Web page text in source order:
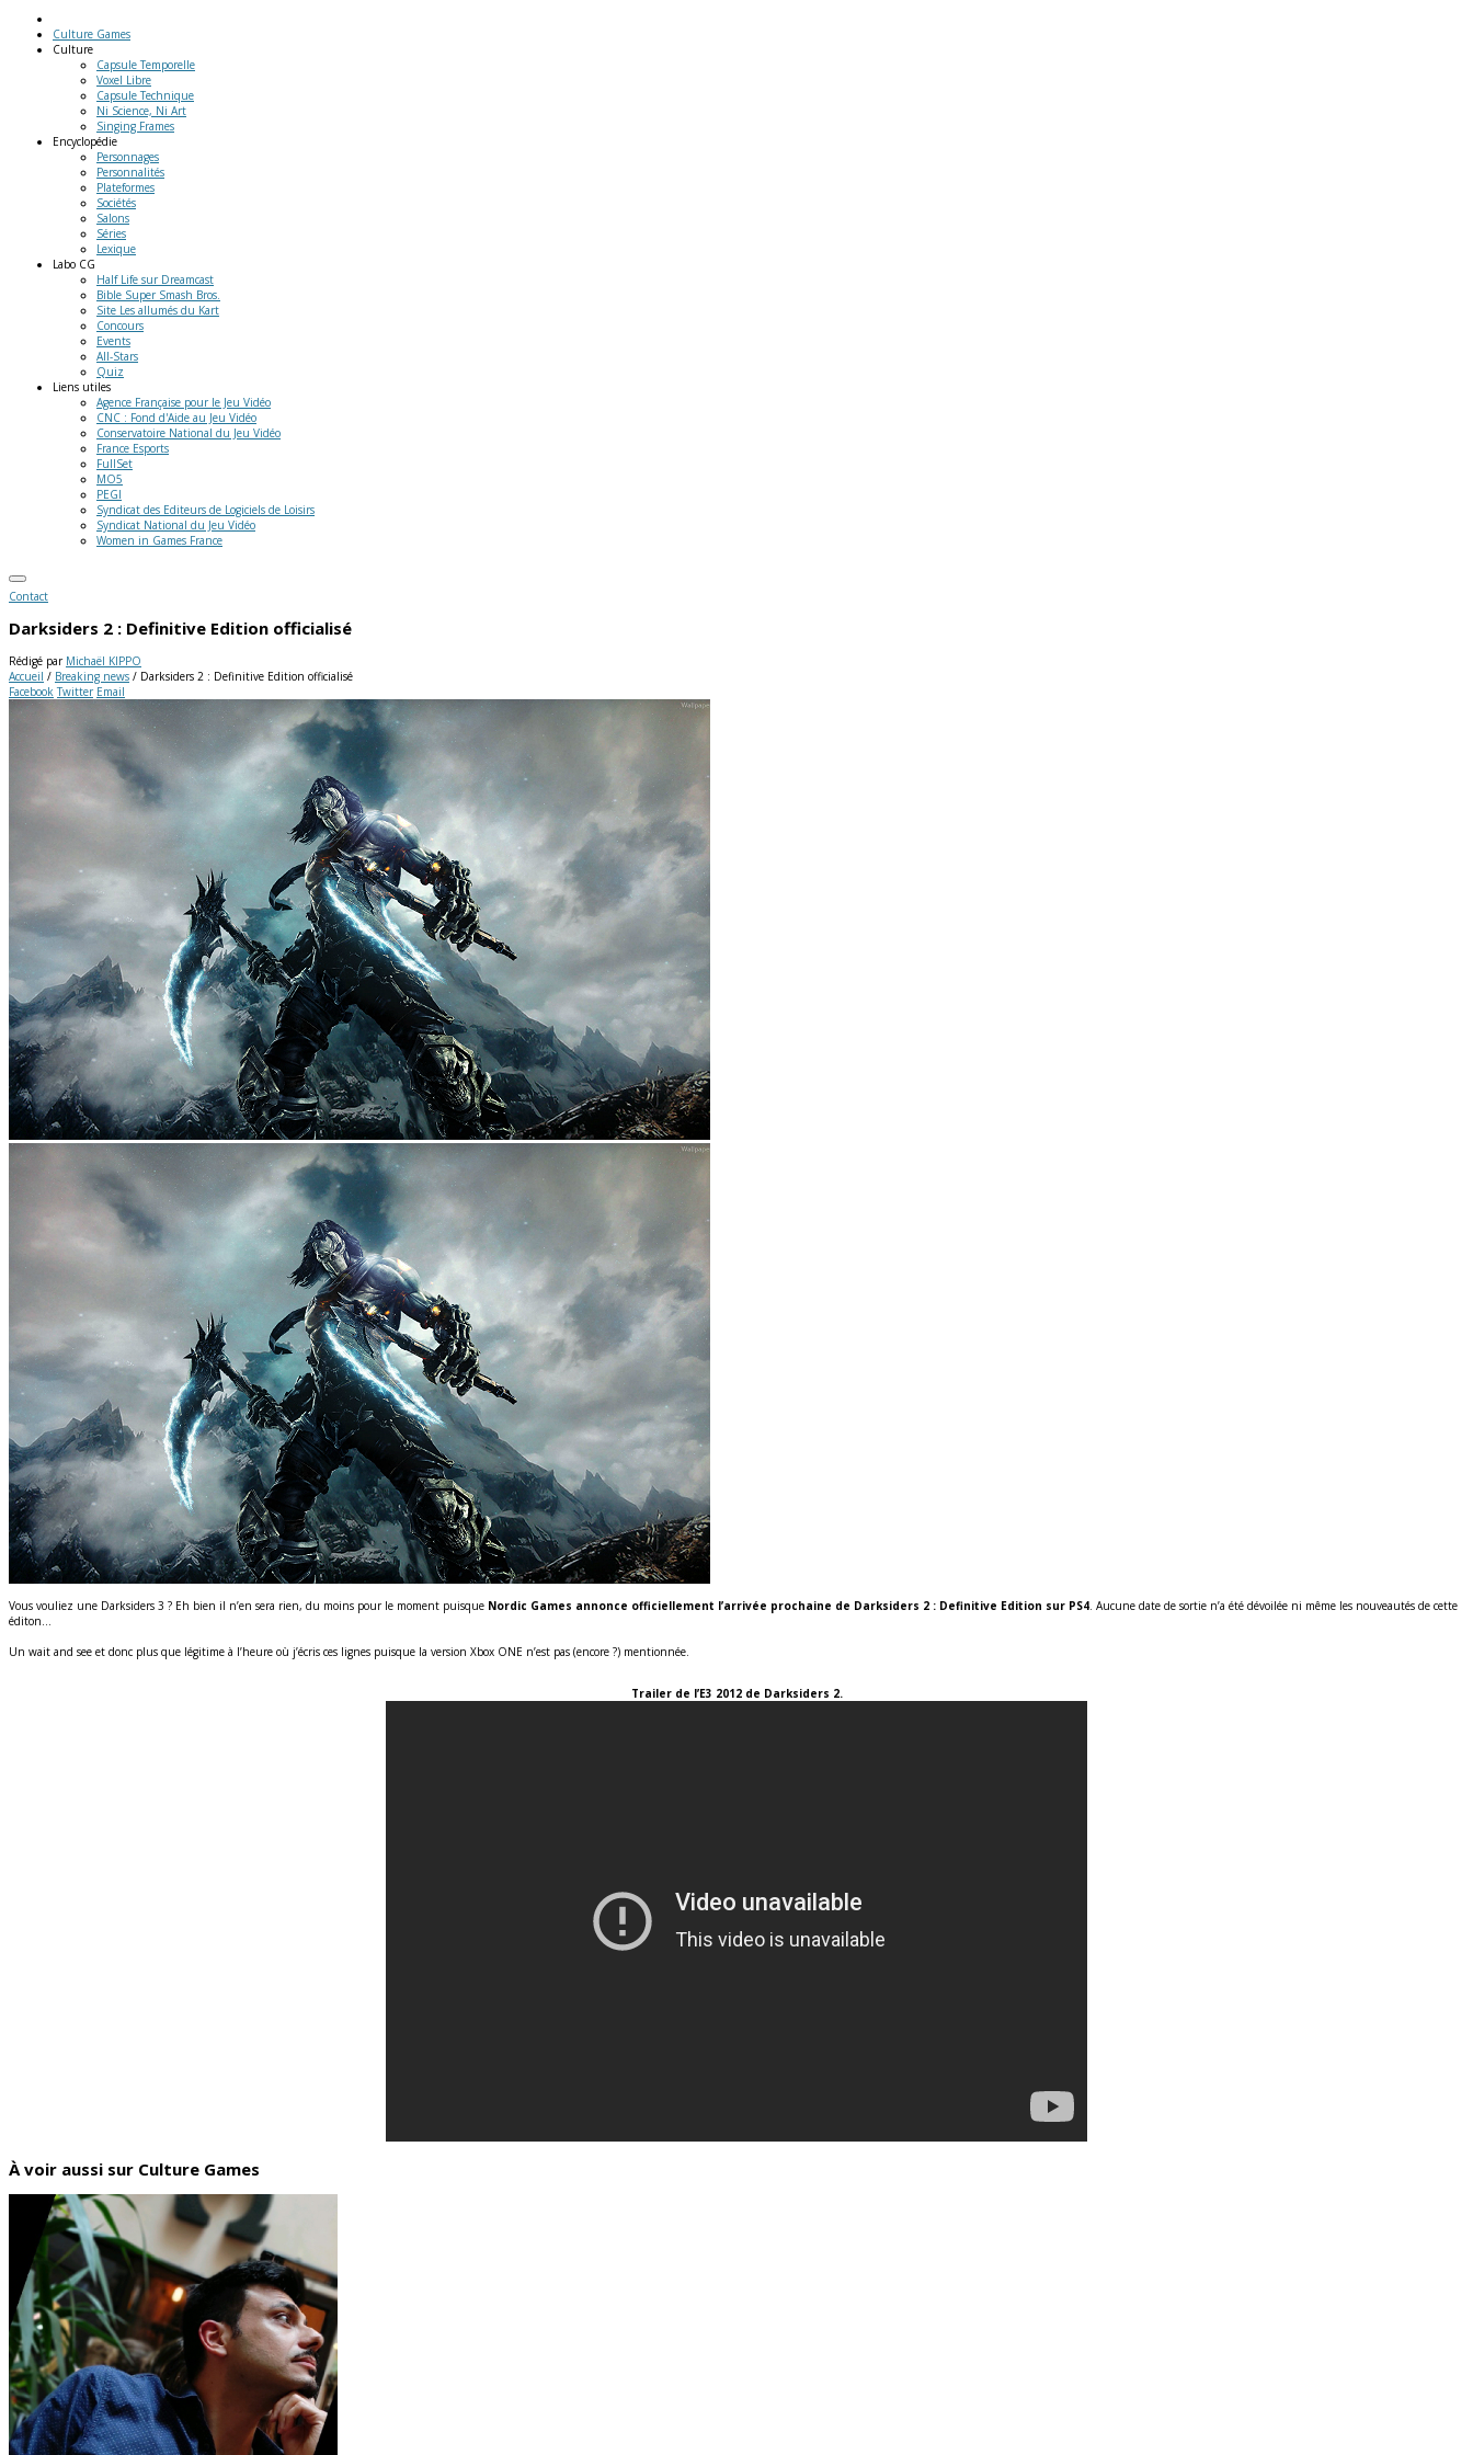
Culture Games
Culture
Capsule Temporelle
Voxel Libre
Capsule Technique
Ni Science, Ni Art
Singing Frames
Encyclopédie
Personnages
Personnalités
Plateformes
Sociétés
Salons
Séries
Lexique
Labo CG
Half Life sur Dreamcast
Bible Super Smash Bros.
Site Les allumés du Kart
Concours
Events
All-Stars
Quiz
Liens utiles
Agence Française pour le Jeu Vidéo
CNC : Fond d'Aide au Jeu Vidéo
Conservatoire National du Jeu Vidéo
France Esports
FullSet
MO5
PEGI
Syndicat des Editeurs de Logiciels de Loisirs
Syndicat National du Jeu Vidéo
Women in Games France
Contact
Darksiders 2 : Definitive Edition officialisé
Rédigé par Michaël KIPPO
Accueil / Breaking news / Darksiders 2 : Definitive Edition officialisé
Facebook Twitter Email
Vous vouliez une Darksiders 3 ? Eh bien il n’en sera rien, du moins pour le moment puisque Nordic Games annonce officiellement l’arrivée prochaine de Darksiders 2 : Definitive Edition sur PS4. Aucune date de sortie n’a été dévoilée ni même les nouveautés de cette
éditon…
Un wait and see et donc plus que légitime à l’heure où j’écris ces lignes puisque la version Xbox ONE n’est pas (encore ?) mentionnée.
Trailer de l’E3 2012 de Darksiders 2.
À voir aussi sur Culture Games